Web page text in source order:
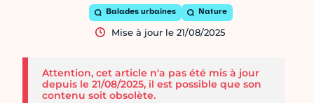
Balades urbaines Nature
Mise à jour le 21/08/2025
Attention, cet article n'a pas été mis à jour
depuis le 21/08/2025, il est possible que son
contenu soit obsolète.